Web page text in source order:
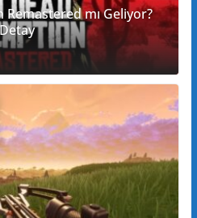
mı Geliyor?